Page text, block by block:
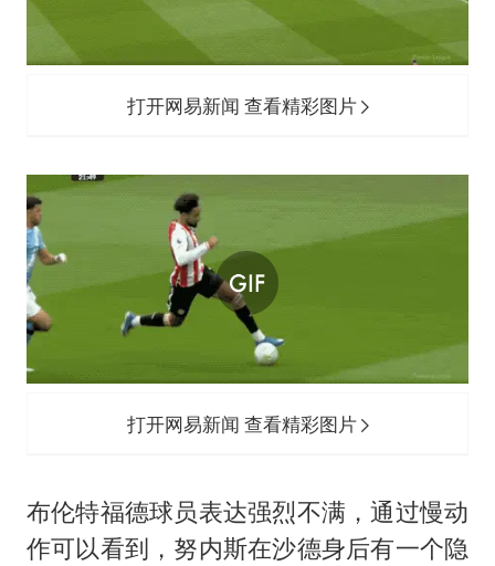
打开网易新闻 查看精彩图片
打开网易新闻 查看精彩图片
布伦特福德球员表达强烈不满，通过慢动
作可以看到，努内斯在沙德身后有一个隐